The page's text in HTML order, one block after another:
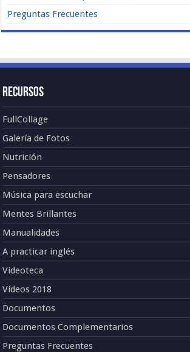
Preguntas Frecuentes
Recursos
FullCollage
Galería de Fotos
Nutrición
Pensadores
Música para escuchar
Mentes Brillantes
Manualidades
A practicar inglés
Videoteca
Vídeos 2018
Documentos
Documentos Complementarios
Preguntas Frecuentes